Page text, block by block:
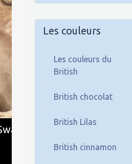
Les couleurs
Les couleurs du
British
British chocolat
British Lilas
British cinnamon